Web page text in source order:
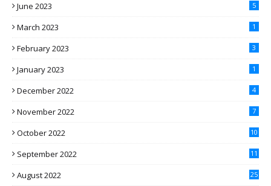
June 2023 5
March 2023 1
February 2023 3
January 2023 1
December 2022 4
November 2022 7
October 2022 10
September 2022 11
August 2022 25